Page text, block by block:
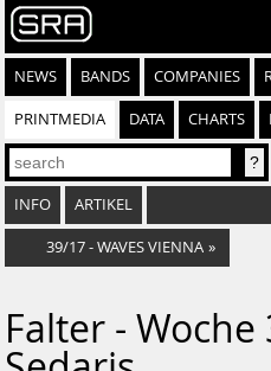
NEWS BANDS COMPANIES
PRINTMEDIA DATA CHARTS
INFO ARTIKEL
39/17 - WAVES VIENNA »
Falter -